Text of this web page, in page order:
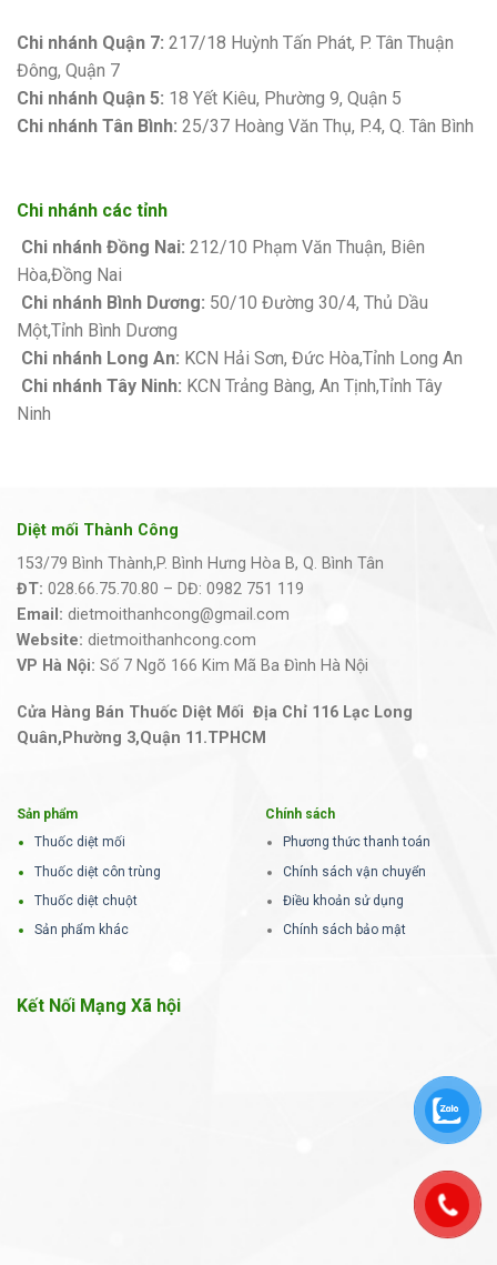
Chi nhánh Quận 7: 217/18 Huỳnh Tấn Phát, P. Tân Thuận
Đông, Quận 7
Chi nhánh Quận 5: 18 Yết Kiêu, Phường 9, Quận 5
Chi nhánh Tân Bình: 25/37 Hoàng Văn Thụ, P.4, Q. Tân Bình
Chi nhánh các tỉnh
Chi nhánh Đồng Nai: 212/10 Phạm Văn Thuận, Biên
Hòa,Đồng Nai
Chi nhánh Bình Dương: 50/10 Đường 30/4, Thủ Dầu
Một,Tỉnh Bình Dương
Chi nhánh Long An: KCN Hải Sơn, Đức Hòa,Tỉnh Long An
Chi nhánh Tây Ninh: KCN Trảng Bàng, An Tịnh,Tỉnh Tây
Ninh
Diệt mối Thành Công
153/79 Bình Thành,P. Bình Hưng Hòa B, Q. Bình Tân
ĐT: 028.66.75.70.80 – DĐ: 0982 751 119
Email: dietmoithanhcong@gmail.com
Website: dietmoithanhcong.com
VP Hà Nội: Số 7 Ngõ 166 Kim Mã Ba Đình Hà Nội
Cửa Hàng Bán Thuốc Diệt Mối Địa Chỉ 116 Lạc Long
Quân,Phường 3,Quận 11.TPHCM
Sản phẩm
Thuốc diệt mối
Thuốc diệt côn trùng
Thuốc diệt chuột
Sản phẩm khác
Chính sách
Phương thức thanh toán
Chính sách vận chuyển
Điều khoản sử dụng
Chính sách bảo mật
Kết Nối Mạng Xã hội